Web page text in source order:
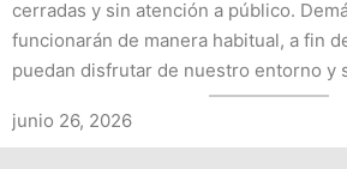
cerradas y sin atención a público.
funcionarán de manera habitual, a fin
puedan disfrutar de nuestro entorno y
junio 26, 2026